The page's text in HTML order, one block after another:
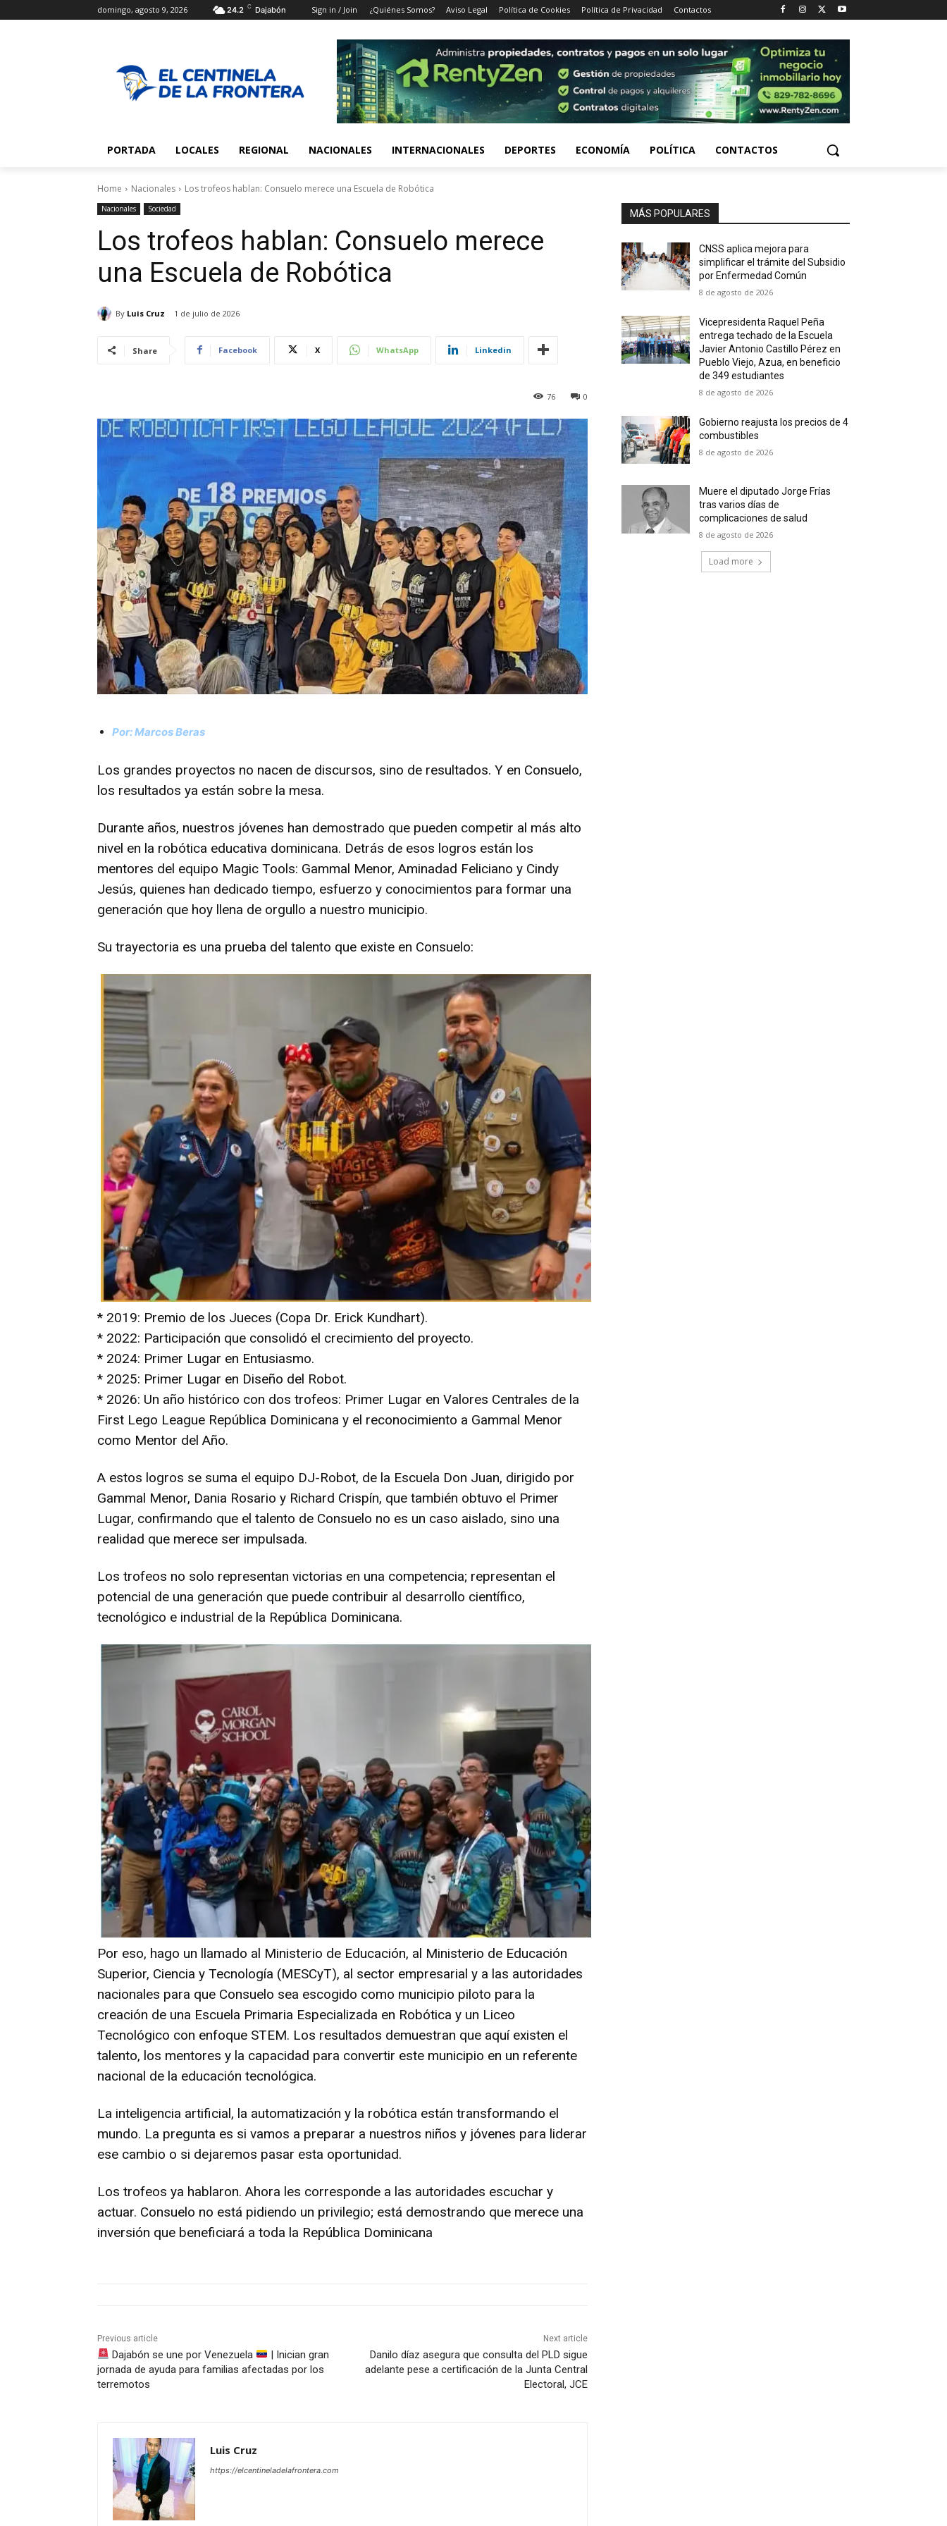
domingo, agosto 9, 2026 24.2 C Dajabón Sign in / Join ¿Quiénes Somos? Aviso Legal Política de Cookies Política de Privacidad Contactos
PORTADA LOCALES REGIONAL NACIONALES INTERNACIONALES DEPORTES ECONOMÍA POLÍTICA CONTACTOS
Home Nacionales Los trofeos hablan: Consuelo merece una Escuela de Robótica
Nacionales Sociedad
Los trofeos hablan: Consuelo merece
una Escuela de Robótica
By Luis Cruz 1 de julio de 2026
Share Facebook X WhatsApp Linkedin
0
76
Por: Marcos Beras
Los grandes proyectos no nacen de discursos, sino de resultados. Y en Consuelo,
los resultados ya están sobre la mesa.
Durante años, nuestros jóvenes han demostrado que pueden competir al más alto
nivel en la robótica educativa dominicana. Detrás de esos logros están los
mentores del equipo Magic Tools: Gammal Menor, Aminadad Feliciano y Cindy
Jesús, quienes han dedicado tiempo, esfuerzo y conocimientos para formar una
generación que hoy llena de orgullo a nuestro municipio.
Su trayectoria es una prueba del talento que existe en Consuelo:
* 2019: Premio de los Jueces (Copa Dr. Erick Kundhart).
* 2022: Participación que consolidó el crecimiento del proyecto.
* 2024: Primer Lugar en Entusiasmo.
* 2025: Primer Lugar en Diseño del Robot.
* 2026: Un año histórico con dos trofeos: Primer Lugar en Valores Centrales de la
First Lego League República Dominicana y el reconocimiento a Gammal Menor
como Mentor del Año.
A estos logros se suma el equipo DJ-Robot, de la Escuela Don Juan, dirigido por
Gammal Menor, Dania Rosario y Richard Crispín, que también obtuvo el Primer
Lugar, confirmando que el talento de Consuelo no es un caso aislado, sino una
realidad que merece ser impulsada.
Los trofeos no solo representan victorias en una competencia; representan el
potencial de una generación que puede contribuir al desarrollo científico,
tecnológico e industrial de la República Dominicana.
Por eso, hago un llamado al Ministerio de Educación, al Ministerio de Educación
Superior, Ciencia y Tecnología (MESCyT), al sector empresarial y a las autoridades
nacionales para que Consuelo sea escogido como municipio piloto para la
creación de una Escuela Primaria Especializada en Robótica y un Liceo
Tecnológico con enfoque STEM. Los resultados demuestran que aquí existen el
talento, los mentores y la capacidad para convertir este municipio en un referente
nacional de la educación tecnológica.
La inteligencia artificial, la automatización y la robótica están transformando el
mundo. La pregunta es si vamos a preparar a nuestros niños y jóvenes para liderar
ese cambio o si dejaremos pasar esta oportunidad.
Los trofeos ya hablaron. Ahora les corresponde a las autoridades escuchar y
actuar. Consuelo no está pidiendo un privilegio; está demostrando que merece una
inversión que beneficiará a toda la República Dominicana
Previous article
Dajabón se une por Venezuela
| Inician gran
jornada de ayuda para familias afectadas por los
terremotos
Next article
Danilo díaz asegura que consulta del PLD sigue
adelante pese a certificación de la Junta Central
Electoral, JCE
Luis Cruz
https://elcentineladelafrontera.com
MÁS POPULARES
CNSS aplica mejora para
simplificar el trámite del Subsidio
por Enfermedad Común
8 de agosto de 2026
Vicepresidenta Raquel Peña
entrega techado de la Escuela
Javier Antonio Castillo Pérez en
Pueblo Viejo, Azua, en beneficio
de 349 estudiantes
8 de agosto de 2026
Gobierno reajusta los precios de 4
combustibles
8 de agosto de 2026
Muere el diputado Jorge Frías
tras varios días de
complicaciones de salud
8 de agosto de 2026
Load more